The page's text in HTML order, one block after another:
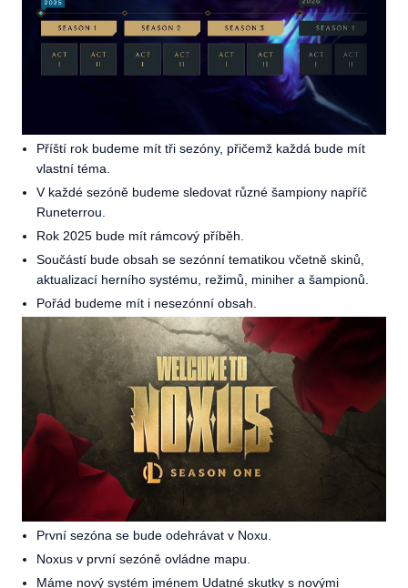
Příští rok budeme mít tři sezóny, přičemž každá bude mít
vlastní téma.
V každé sezóně budeme sledovat různé šampiony napříč
Runeterrou.
Rok 2025 bude mít rámcový příběh.
Součástí bude obsah se sezónní tematikou včetně skinů,
aktualizací herního systému, režimů, miniher a šampionů.
Pořád budeme mít i nesezónní obsah.
První sezóna se bude odehrávat v Noxu.
Noxus v první sezóně ovládne mapu.
Máme nový systém jménem Udatné skutky s novými